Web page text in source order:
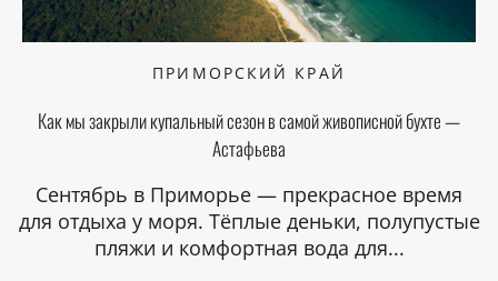
ПРИМОРСКИЙ КРАЙ
Как мы закрыли купальный сезон в самой живописной бухте —
Астафьева
Сентябрь в Приморье — прекрасное время
для отдыха у моря. Тёплые деньки, полупустые
пляжи и комфортная вода для...